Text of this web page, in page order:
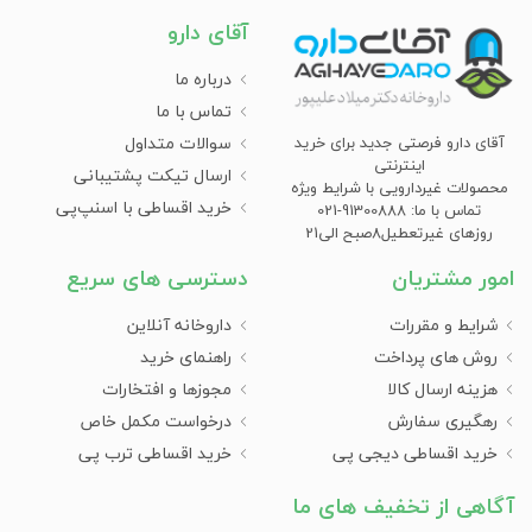
مکمل گیاهی ضدسرفه کودکان دارای مزایای زیر است:
کاهش سرفه:ترکیبات گیاهی می‌توانند به کاهش التهاب
مجاری تنفسی و تسکین سرفه کمک کنند.
بهبود کیفیت خواب:
بسیاری از مکمل‌های گیاهی می‌توانند به
آرامش و بهبود خواب در هنگام بیماری کمک کنند.
تقویت سیستم ایمنی: برخی از گیاهان موجود در این مکمل‌ها
می‌توانند به تقویت سیستم ایمنی کمک کنند.
ترکیبات کاملا طبیعی:این مکمل‌ها معمولاً از مواد طبیعی تهیه
مصرف مکمل گیاهی ضدسرفه کودکان چه
عوارضی دارد؟
مکمل گیاهی ضدسرفه کودکان می‌تواند عوارض زیر را به همراه
داشته باشد:
تداخل دارویی:این مکمل‌ها ممکن است با سایر داروها تداخل
داشته باشند.
دقت در دوز مصرف:مصرف بیش از حد می‌تواند عوارض جانبی
آقای دارو فرصتی جدید برای خرید
اینترنتی
محصولات غیردارویی با شرایط ویژه
تماس با ما: 91300888-021
روزهای غیرتعطیل8صبح الی21
آقای دارو
درباره ما
تماس با ما
سوالات متداول
ارسال تیکت پشتیبانی
خرید اقساطی با اسنپ‌پی
امور مشتریان
شرایط و مقررات
روش های پرداخت
هزینه ارسال کالا
رهگیری سفارش
خرید اقساطی دیجی پی
دسترسی های سریع
داروخانه آنلاین
راهنمای خرید
مجوزها و افتخارات
درخواست مکمل خاص
خرید اقساطی ترب پی
آگاهی از تخفیف های ما